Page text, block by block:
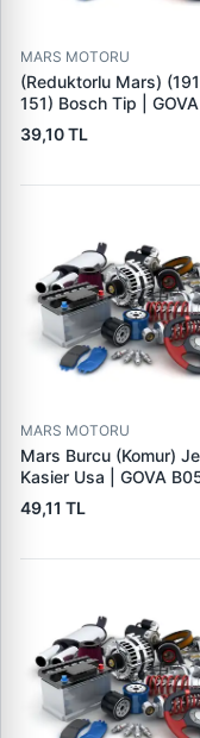
MARS MOTORU
(Reduktorlu Mars)
151) Bosch Tip |
39,10 TL
MARS MOTORU
Mars Burcu (Komur)
Kasier Usa | GOVA
49,11 TL